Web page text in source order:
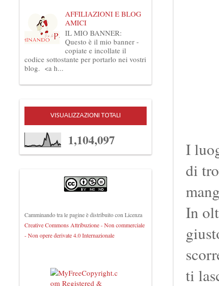
I
di
In
ti
AFFILIAZIONI E BLOG
AMICI
IL MIO BANNER:
Questo è il mio banner -
copiate e incollate il
codice sottostante per portarlo nei vostri
blog. <a h...
VISUALIZZAZIONI TOTALI
1,104,097
Camminando tra le pagineè distribuito con Licenza
Creative Commons Attribuzione - Non commerciale
- Non opere derivate 4.0 Internazionale